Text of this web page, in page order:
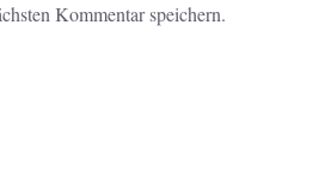
Kommentar speichern.